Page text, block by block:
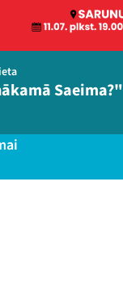
Saeima?"